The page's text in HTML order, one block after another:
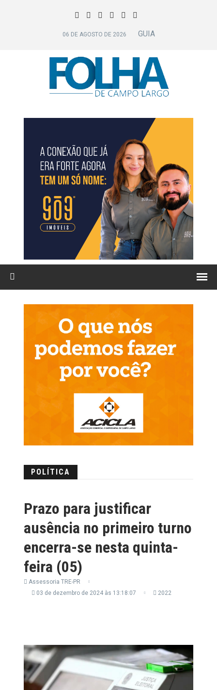
06 DE AGOSTO DE 2026 GUIA
POLÍTICA
Prazo para justificar
ausência no primeiro turno
encerra-se nesta quinta-
feira (05)
Assessoria TRE-PR
03 de dezembro de 2024 às 13:18:07
2022